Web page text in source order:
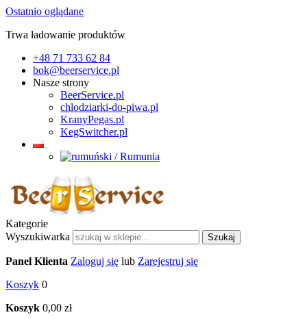
Ostatnio oglądane
Trwa ładowanie produktów
+48 71 733 62 84
bok@beerservice.pl
Nasze strony
BeerService.pl
chlodziarki-do-piwa.pl
KranyPegas.pl
KegSwitcher.pl
Kategorie
Wyszukiwarka
Szukaj
Panel Klienta Zaloguj się lub Zarejestruj się
Koszyk 0
Koszyk 0,00 zł